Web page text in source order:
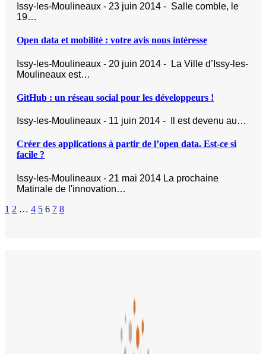
Issy-les-Moulineaux - 23 juin 2014 - Salle comble, le
19…
Open data et mobilité : votre avis nous intéresse
Issy-les-Moulineaux - 20 juin 2014 - La Ville d’Issy-les-
Moulineaux est…
GitHub : un réseau social pour les développeurs !
Issy-les-Moulineaux - 11 juin 2014 - Il est devenu au…
Créer des applications à partir de l’open data. Est-ce si
facile ?
Issy-les-Moulineaux - 21 mai 2014 La prochaine
Matinale de l'innovation…
1 2 … 4 5 6 7 8